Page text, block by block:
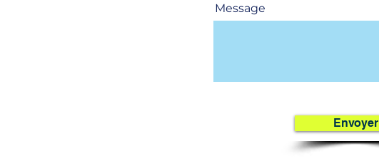
Message
Envoyer